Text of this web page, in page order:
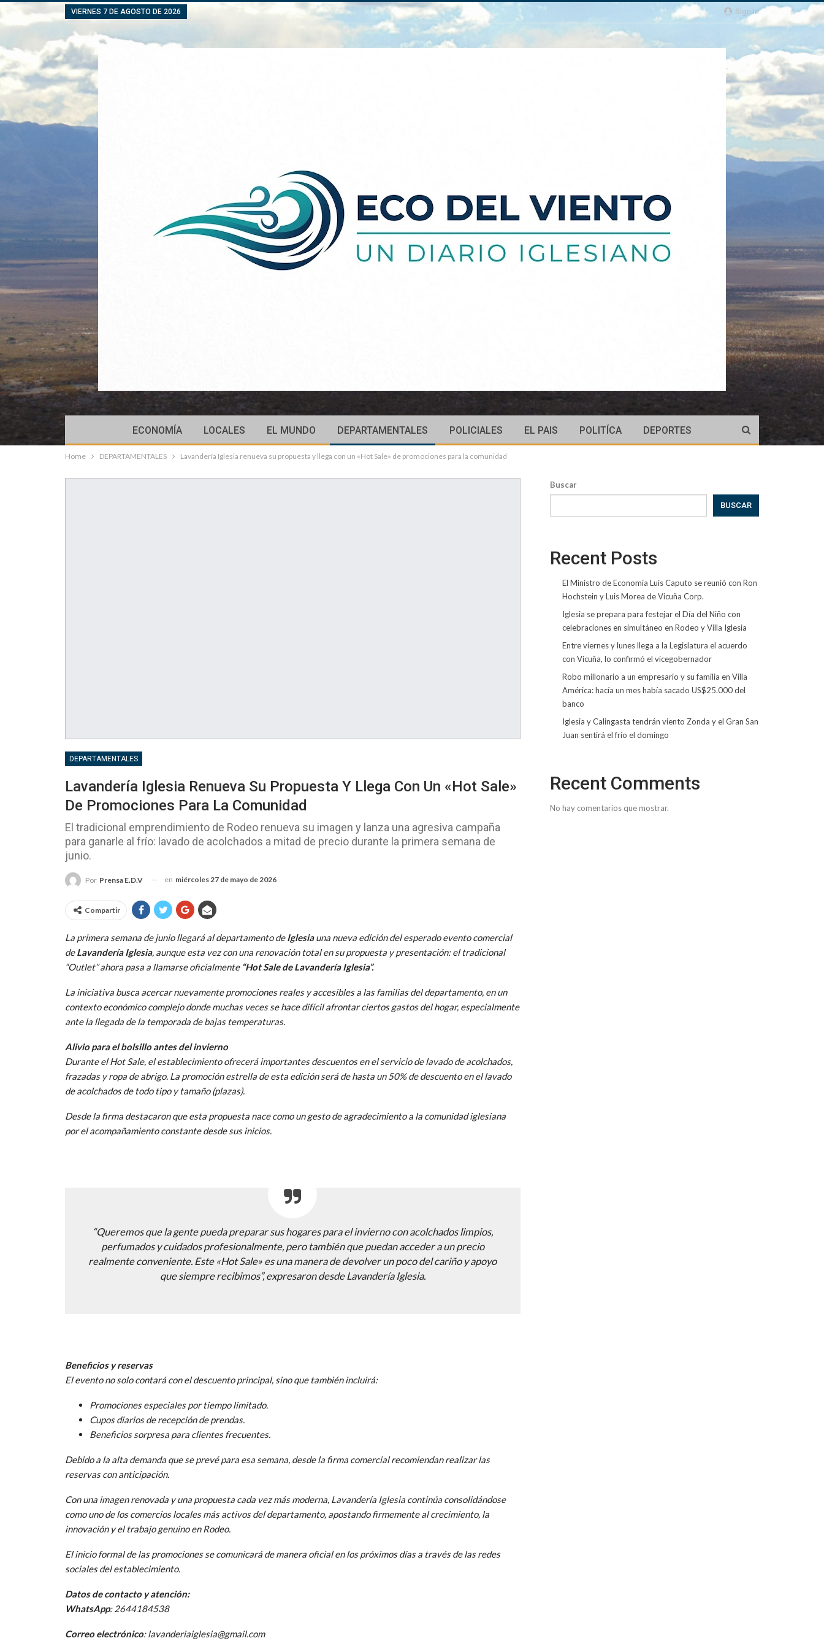
Sign In
VIERNES 7 DE AGOSTO DE 2026
ECONOMÍA LOCALES EL MUNDO DEPARTAMENTALES POLICIALES EL PAIS POLITÍCA DEPORTES
Home DEPARTAMENTALES Lavandería Iglesia renueva su propuesta y llega con un «Hot Sale» de promociones para la comunidad
DEPARTAMENTALES
Lavandería Iglesia Renueva Su Propuesta Y Llega Con Un «Hot Sale»
De Promociones Para La Comunidad
El tradicional emprendimiento de Rodeo renueva su imagen y lanza una agresiva campaña
para ganarle al frío: lavado de acolchados a mitad de precio durante la primera semana de
junio.
Por Prensa E.D.V en miércoles 27 de mayo de 2026
Compartir
La primera semana de junio llegará al departamento deIglesiauna nueva edición del esperado evento comercial
deLavandería Iglesia, aunque esta vez con una renovación total en su propuesta y presentación: el tradicional
“Outlet” ahora pasa a llamarse oficialmente “Hot Sale de Lavandería Iglesia”.
La iniciativa busca acercar nuevamente promociones reales y accesibles a las familias del departamento, en un
contexto económico complejo donde muchas veces se hace difícil afrontar ciertos gastos del hogar, especialmente
ante la llegada de la temporada de bajas temperaturas.
Alivio para el bolsillo antes del invierno
Durante el Hot Sale, el establecimiento ofrecerá importantes descuentos en el servicio de lavado de acolchados,
frazadas y ropa de abrigo. La promoción estrella de esta edición será de hasta un 50% de descuento en el lavado
de acolchados de todo tipo y tamaño (plazas).
Desde la firma destacaron que esta propuesta nace como un gesto de agradecimiento a la comunidad iglesiana
por el acompañamiento constante desde sus inicios.
“Queremos que la gente pueda preparar sus hogares para el invierno con acolchados limpios,
perfumados y cuidados profesionalmente, pero también que puedan acceder a un precio
realmente conveniente. Este «Hot Sale» es una manera de devolver un poco del cariño y apoyo
que siempre recibimos”, expresaron desde Lavandería Iglesia.
Beneficios y reservas
El evento no solo contará con el descuento principal, sino que también incluirá:
Promociones especiales por tiempo limitado.
Cupos diarios de recepción de prendas.
Beneficios sorpresa para clientes frecuentes.
Debido a la alta demanda que se prevé para esa semana, desde la firma comercial recomiendan realizar las
reservas con anticipación.
Con una imagen renovada y una propuesta cada vez más moderna, Lavandería Iglesia continúa consolidándose
como uno de los comercios locales más activos del departamento, apostando firmemente al crecimiento, la
innovación y el trabajo genuino en Rodeo.
El inicio formal de las promociones se comunicará de manera oficial en los próximos días a través de las redes
sociales del establecimiento.
Datos de contacto y atención:
WhatsApp: 2644184538
Correo electrónico: lavanderiaiglesia@gmail.com
Buscar
BUSCAR
Recent Posts
El Ministro de Economía Luis Caputo se reunió con Ron
Hochstein y Luis Morea de Vicuña Corp.
Iglesia se prepara para festejar el Día del Niño con
celebraciones en simultáneo en Rodeo y Villa Iglesia
Entre viernes y lunes llega a la Legislatura el acuerdo
con Vicuña, lo confirmó el vicegobernador
Robo millonario a un empresario y su familia en Villa
América: hacía un mes había sacado US$25.000 del
banco
Iglesia y Calingasta tendrán viento Zonda y el Gran San
Juan sentirá el frío el domingo
Recent Comments
No hay comentarios que mostrar.